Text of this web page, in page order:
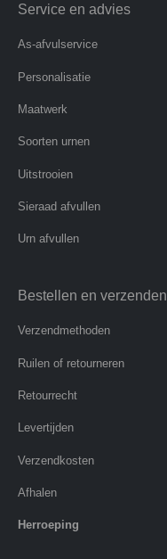
Service en advies
As-afvulservice
Personalisatie
Maatwerk
Soorten urnen
Uitstrooien
Sieraad afvullen
Urn afvullen
Bestellen en verzenden
Verzendmethoden
Ruilen of retourneren
Retourrecht
Levertijden
Verzendkosten
Afhalen
Herroeping